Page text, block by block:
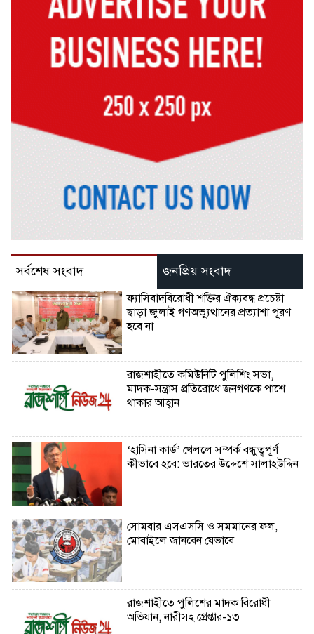
সর্বশেষ সংবাদ জনপ্রিয় সংবাদ
ফ্যাসিবাদবিরোধী শক্তির ঐক্যবদ্ধ প্রচেষ্টা
ছাড়া জুলাই গণঅভ্যুত্থানের প্রত্যাশা পূরণ
হবে না
রাজশাহীতে কমিউনিটি পুলিশিং সভা,
মাদক-সন্ত্রাস প্রতিরোধে জনগণকে পাশে
থাকার আহ্বান
‘হাসিনা কার্ড’ খেললে সম্পর্ক বন্ধুত্বপূর্ণ
কীভাবে হবে: ভারতের উদ্দেশে সালাহউদ্দিন
সোমবার এসএসসি ও সমমানের ফল,
মোবাইলে জানবেন যেভাবে
রাজশাহীতে পুলিশের মাদক বিরোধী
অভিযান, নারীসহ গ্রেপ্তার-১৩